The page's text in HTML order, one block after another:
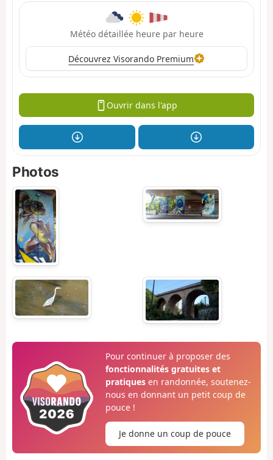
Météo détaillée heure par heure
Découvrez Visorando Premium
Ouvrir dans l'app
Photos
Pour continuer à proposer des
fonctionnalités gratuites et
pratiquesen randonnée, soutenez-
nous en donnant un petit coup de
pouce !
Je donne un coup de pouce